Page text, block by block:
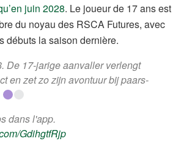
juin 2028. Le joueur de 17 ans est
du noyau des RSCA Futures, avec
débuts la saison dernière.
De 17-jarige aanvaller verlengt
en zet zo zijn avontuur bij paars-
dans l'app.
GdihgtfRjp